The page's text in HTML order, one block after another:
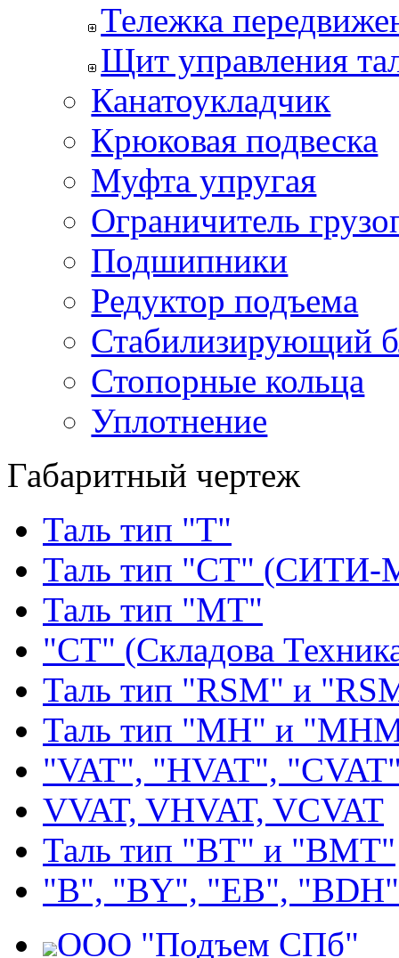
Тележка
Щит управления
Канатоукладчик
Крюковая подвеска
Муфта упругая
Ограничитель
Подшипники
Редуктор подъема
Стабилизирующий
Стопорные кольца
Уплотнение
Габаритный чертеж
Таль тип "Т"
Таль тип "СТ" (СИТИ-
Таль тип "МТ"
"СТ" (Складова
Таль тип "RSМ" и
Таль тип "MH" и
"VAT", "HVAT",
VVAT, VHVAT, VCVAT
Таль тип "BT" и "BMT"
"В", "BY", "EВ", "BDH"
ООО "Подъем СПб"